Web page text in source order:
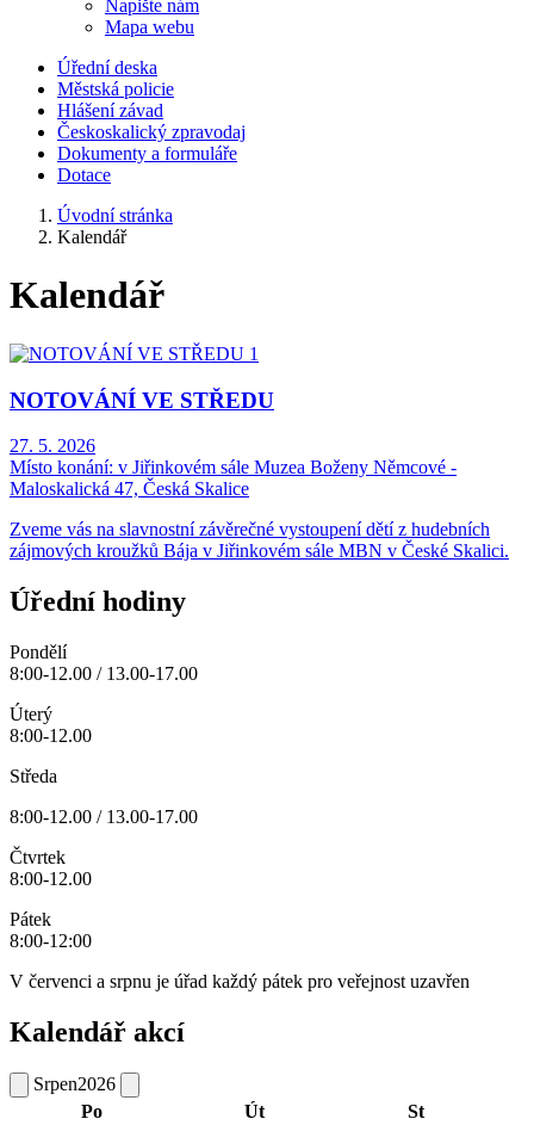
Napište nám
Mapa webu
Úřední deska
Městská policie
Hlášení závad
Českoskalický zpravodaj
Dokumenty a formuláře
Dotace
Úvodní stránka
Kalendář
Kalendář
NOTOVÁNÍ VE STŘEDU
27. 5. 2026
Místo konání: v Jiřinkovém sále Muzea Boženy Němcové -
Maloskalická 47, Česká Skalice
Zveme vás na slavnostní závěrečné vystoupení dětí z hudebních
zájmových kroužků Bája v Jiřinkovém sále MBN v České Skalici.
Úřední hodiny
Pondělí
8:00-12.00 / 13.00-17.00
Úterý
8:00-12.00
Středa
8:00-12.00 / 13.00-17.00
Čtvrtek
8:00-12.00
Pátek
8:00-12:00
V červenci a srpnu je úřad každý pátek pro veřejnost uzavřen
Kalendář akcí
Srpen2026
Po
Út
St